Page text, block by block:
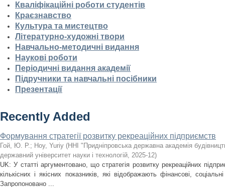
Кваліфікаційні роботи студентів
Краєзнавство
Культура та мистецтво
Літературно-художні твори
Навчально-методичні видання
Наукові роботи
Періодичні видання академії
Підручники та навчальні посібники
Презентації
Recently Added
Формування стратегії розвитку рекреаційних підприємств
Гой, Ю. Р.; Hoy, Yuriy (ННІ "Придніпровська державна академія
державний університет науки і технологій, 2025-12)
UK: У статті аргументовано, що стратегія розвитку рекреаційних
кількісних і якісних показників, які відображають фінансові,
Запропоновано ...